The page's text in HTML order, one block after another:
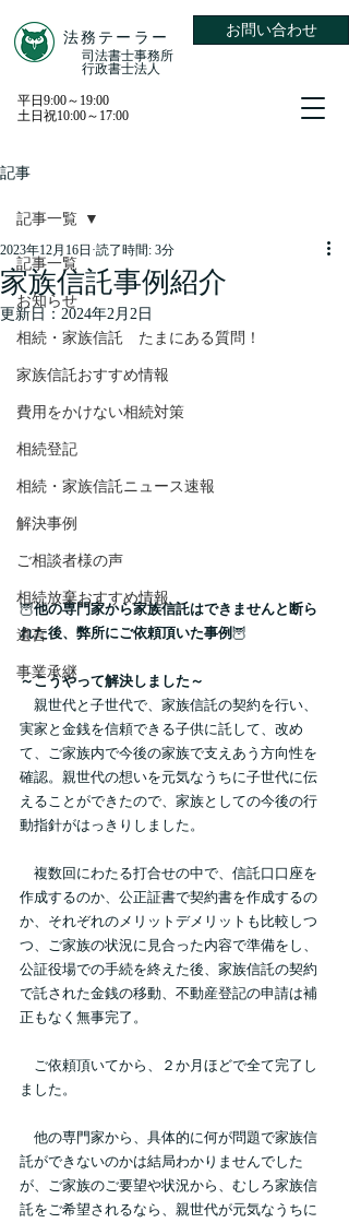
​法務テーラー
​司法書士事務所
​行政書士法人
お問い合わせ
平日9:00～19:00
土日祝10:00～17:00
記事
記事一覧
お知らせ
相続・家族信託 たまにある質問！
家族信託おすすめ情報
費用をかけない相続対策
相続登記
相続・家族信託ニュース速報
解決事例
ご相談者様の声
相続放棄おすすめ情報
遺言
事業承継
記事一覧
家族信託事例紹介
2023年12月16日 読了時間: 3分
更新日： 2024年2月2日
🦉他の専門家から家族信託はできませんと断ら
れた後、弊所にご依頼頂いた事例🦉
～こうやって解決しました～
親世代と子世代で、家族信託の契約を行い、
実家と金銭を信頼できる子供に託して、改め
て、ご家族内で今後の家族で支えあう方向性を
確認。親世代の想いを元気なうちに子世代に伝
えることができたので、家族としての今後の行
動指針がはっきりしました。
複数回にわたる打合せの中で、信託口口座を
作成するのか、公正証書で契約書を作成するの
か、それぞれのメリットデメリットも比較しつ
つ、ご家族の状況に見合った内容で準備をし、
公証役場での手続を終えた後、家族信託の契約
で託された金銭の移動、不動産登記の申請は補
正もなく無事完了。
ご依頼頂いてから、２か月ほどで全て完了し
ました。
他の専門家から、具体的に何が問題で家族信
託ができないのかは結局わかりませんでした
が、ご家族のご要望や状況から、むしろ家族信
託をご希望されるなら、親世代が元気なうちに